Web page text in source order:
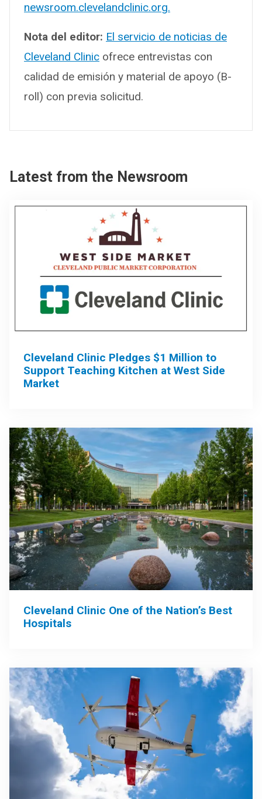
newsroom.clevelandclinic.org.
Nota del editor: El servicio de noticias de
Cleveland Clinic ofrece entrevistas con
calidad de emisión y material de apoyo (B-
roll) con previa solicitud.
Latest from the Newsroom
Cleveland Clinic Pledges $1 Million to
Support Teaching Kitchen at West Side
Market
Cleveland Clinic One of the Nation’s Best
Hospitals